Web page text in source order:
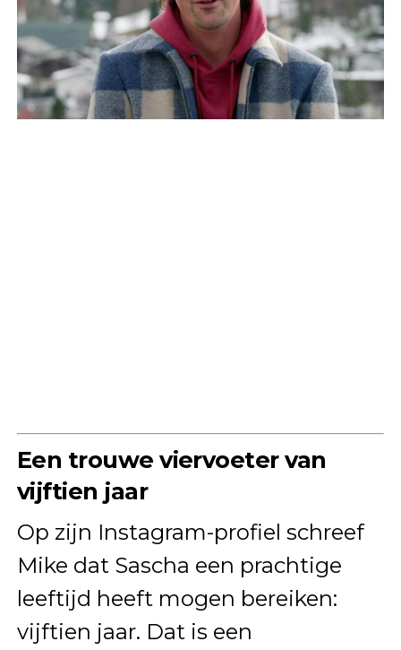
Een trouwe viervoeter van
vijftien jaar
Op zijn Instagram-profiel schreef
Mike dat Sascha een prachtige
leeftijd heeft mogen bereiken:
vijftien jaar. Dat is een